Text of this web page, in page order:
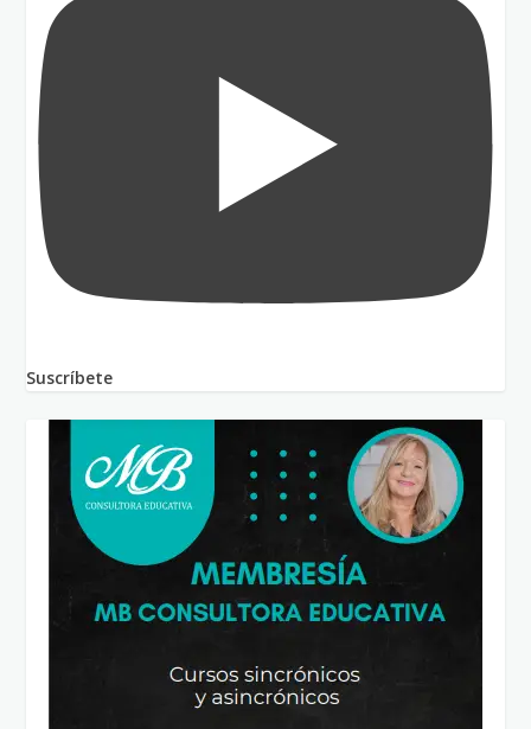
Suscríbete